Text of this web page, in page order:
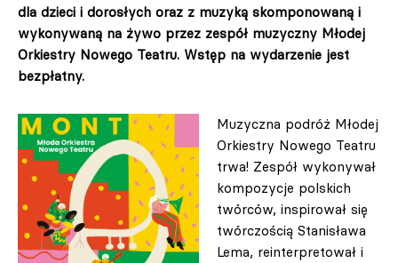
dla dzieci i dorosłych oraz z muzyką skomponowaną i
wykonywaną na żywo przez zespół muzyczny Młodej
Orkiestry Nowego Teatru. Wstęp na wydarzenie jest
bezpłatny.
Muzyczna podróż Młodej
Orkiestry Nowego Teatru
trwa! Zespół wykonywał
kompozycje polskich
twórców, inspirował się
twórczością Stanisława
Lema, reinterpretował i